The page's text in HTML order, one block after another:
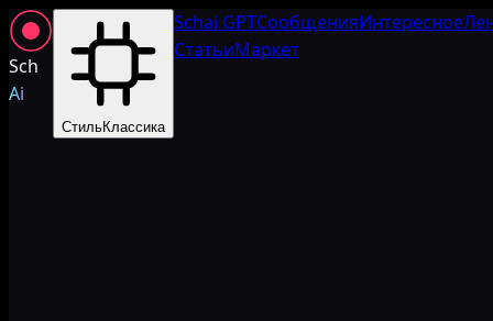
Sch
Ai
СтильКлассика
Schai GPTСообщенияИнтересное
СтатьиМаркет